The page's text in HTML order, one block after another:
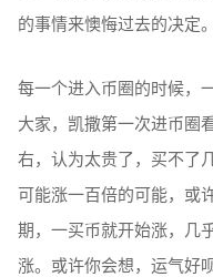
的事情来懊悔过去的决定。
每一个进入币圈的时候，
大家，凯撒第一次进币圈
右，认为太贵了，买不了
可能涨一百倍的可能，或
期，一买币就开始涨，几
涨。或许你会想，运气好